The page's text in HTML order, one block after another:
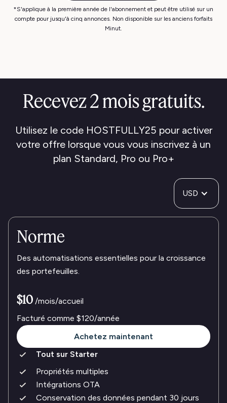
*S'applique à la première année de l'abonnement et peut être utilisé sur un
compte pour jusqu'à cinq annonces. Non disponible sur les anciens forfaits
Minut.
Recevez 2 mois gratuits.
Utilisez le code HOSTFULLY25 pour activer
votre offre lorsque vous vous inscrivez à un
plan Standard, Pro ou Pro+
USD
Norme
Des automatisations essentielles pour la croissance
des portefeuilles.
$10 /mois/accueil
Facturé comme $120/année
Achetez maintenant
Tout sur Starter
Propriétés multiples
Intégrations OTA
Conservation des données pendant 30 jours